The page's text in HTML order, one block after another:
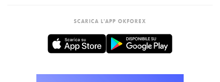
SCARICA L'APP OKFOREX